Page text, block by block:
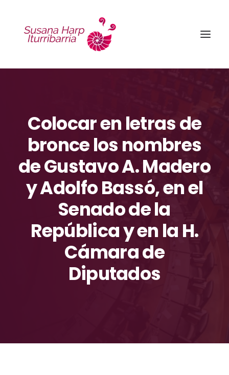
Colocar en letras de
bronce los nombres
de Gustavo A. Madero
y Adolfo Bassó, en el
Senado de la
República y en la H.
Cámara de
Diputados